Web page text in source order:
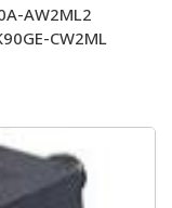
AW2ML2
CW2ML